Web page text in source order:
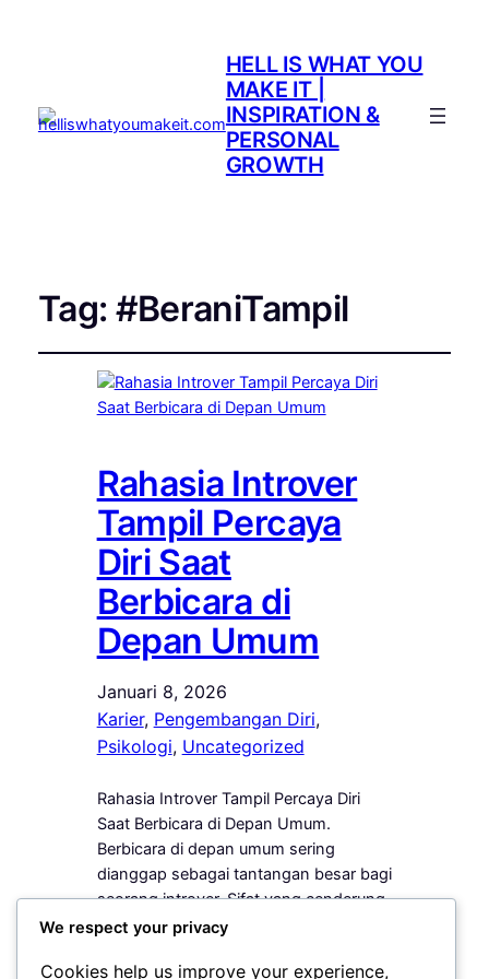
HELL IS WHAT YOU
MAKE IT |
INSPIRATION &
PERSONAL
GROWTH
Tag: #BeraniTampil
Rahasia Introver
Tampil Percaya
Diri Saat
Berbicara di
Depan Umum
Januari 8, 2026
Karier, Pengembangan Diri ,
Psikologi, Uncategorized
Rahasia Introver Tampil Percaya Diri
Saat Berbicara di Depan Umum.
Berbicara di depan umum sering
dianggap sebagai tantangan besar bagi
seorang introver. Sifat yang cenderung
tenang, reflektif, dan tidak menyukai
merasa kurang percaya diri ketika harus
We respect your privacy
Cookies help us improve your experience,